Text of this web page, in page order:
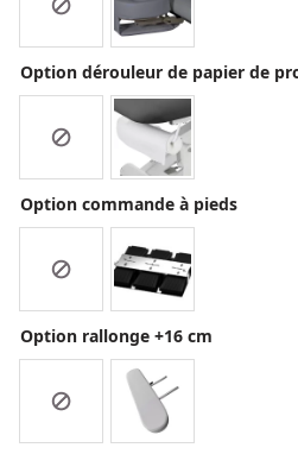
Option dérouleur de papier de
Option commande à pieds
Option rallonge +16 cm